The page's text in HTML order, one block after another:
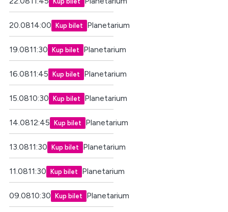
20.0814:00 Kup bilet Planetarium
19.0811:30 Kup bilet Planetarium
16.0811:45 Kup bilet Planetarium
15.0810:30 Kup bilet Planetarium
14.0812:45 Kup bilet Planetarium
13.0811:30 Kup bilet Planetarium
11.0811:30 Kup bilet Planetarium
09.0810:30 Kup bilet Planetarium